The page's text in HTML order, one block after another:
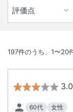
した設備と心温まる
無線LAN
駐車場あり
197件のうち、 1〜20
3.0
60代
女性